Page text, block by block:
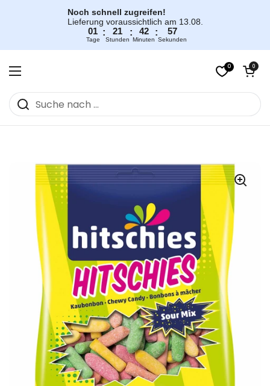
Noch schnell zugreifen!
Lieferung voraussichtlich am 13.08.
01
Tage
: 21
Stunden
: 42
Minuten
: 56
Sekunden
Menü öffnen
0Warenkorb
0